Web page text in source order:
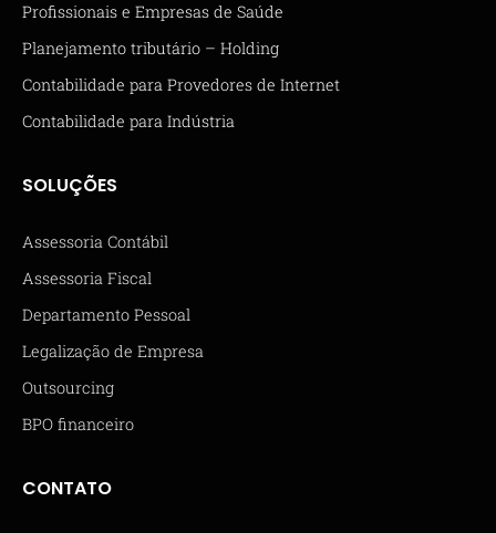
Profissionais e Empresas de Saúde
Planejamento tributário – Holding
Contabilidade para Provedores de Internet
Contabilidade para Indústria
SOLUÇÕES
Assessoria Contábil
Assessoria Fiscal
Departamento Pessoal
Legalização de Empresa
Outsourcing
BPO financeiro
CONTATO